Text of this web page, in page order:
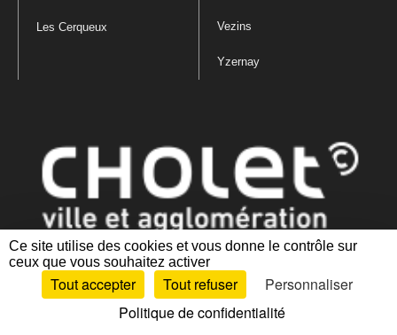
Ce site utilise des cookies et vous donne le contrôle sur
ceux que vous souhaitez activer
Tout accepter Tout refuser
Personnaliser
Politique de confidentialité
Les Cerqueux Vezins
Yzernay
Mentions légales|Politique de confidentialité
des cookies |Plan du site Accessibilité : partiellement conforme